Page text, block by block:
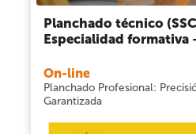
Planchado técnico
Especialidad formativa
On-line
Planchado Profesional:
Garantizada